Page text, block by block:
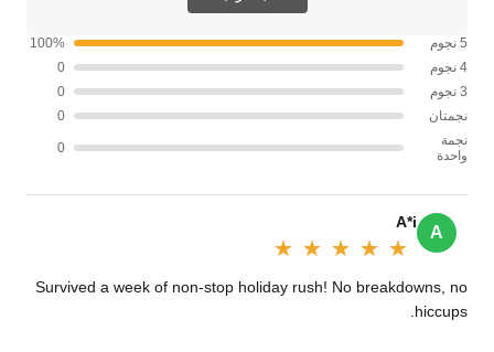
5 نجوم
100%
4 نجوم
0
3 نجوم
0
نجمتان
0
نجمة
واحدة
0
A
A*i
★★★★★
★★★★★
Survived a week of non-stop holiday rush! No breakdowns, no
hiccups.